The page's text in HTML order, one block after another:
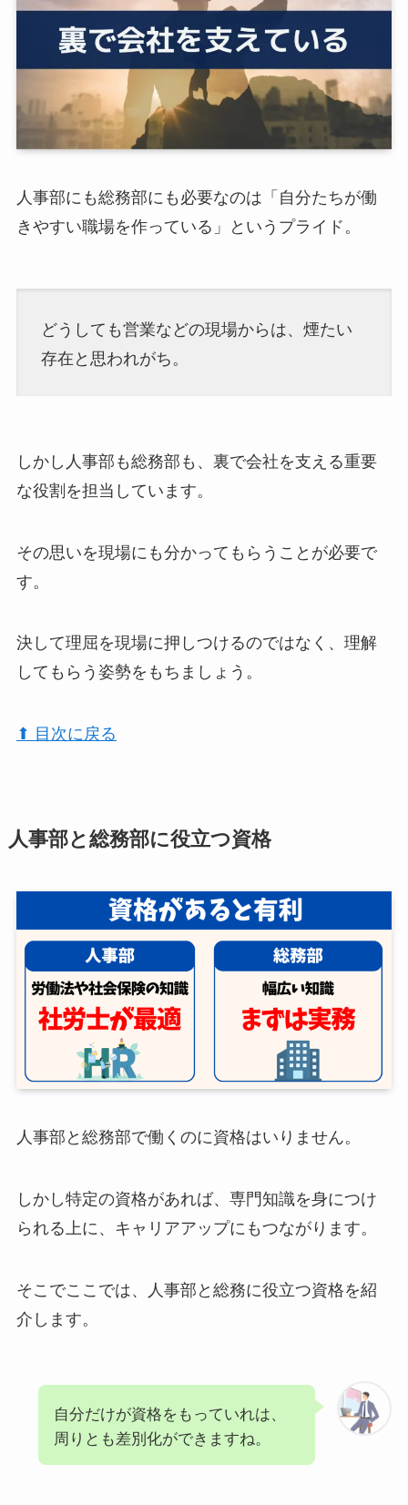
人事部にも総務部にも必要なのは「自分たちが働
きやすい職場を作っている」というプライド。
どうしても営業などの現場からは、煙たい
存在と思われがち。
しかし人事部も総務部も、裏で会社を支える重要
な役割を担当しています。
その思いを現場にも分かってもらうことが必要で
す。
決して理屈を現場に押しつけるのではなく、理解
してもらう姿勢をもちましょう。
⬆︎ 目次に戻る
人事部と総務部に役立つ資格
人事部と総務部で働くのに資格はいりません。
しかし特定の資格があれば、専門知識を身につけ
られる上に、キャリアアップにもつながります。
そこでここでは、人事部と総務に役立つ資格を紹
介します。
自分だけが資格をもっていれは、
周りとも差別化ができますね。